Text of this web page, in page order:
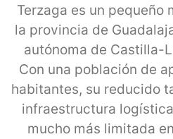
Terzaga es un pequeño
la provincia de
autónoma de Castilla-
Con una población de
habitantes, su reducido
infraestructura
mucho más limitada